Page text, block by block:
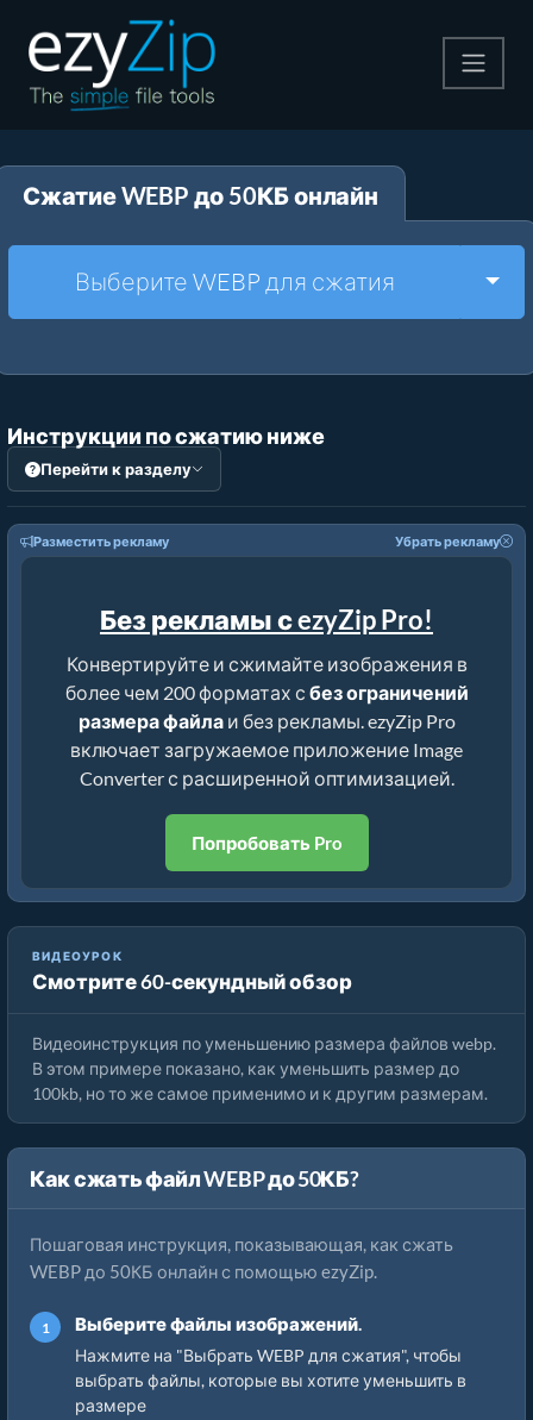
Pаспаковывайте
Другие инструменты
Сжатие WEBP до 50КБ онлайн
Выберите WEBP для сжатия
Инструкции по сжатию ниже
Перейти к разделу
Разместить рекламу Убрать рекламу
Без рекламы с ezyZip Pro!
Конвертируйте и сжимайте изображения в
более чем 200 форматах с без ограничений
размера файлаи без рекламы. ezyZip Pro
включает загружаемое приложение Image
Converter с расширенной оптимизацией.
Попробовать Pro
ВИДЕОУРОК
Смотрите 60-секундный обзор
Как Уменьшить Размер Изображений Онлайн
Видеоинструкция по уменьшению размера файлов webp.
В этом примере показано, как уменьшить размер до
100kb, но то же самое применимо и к другим размерам.
Как сжать файл WEBP до 50КБ?
Пошаговая инструкция, показывающая, как сжать
WEBP до 50КБ онлайн с помощью ezyZip.
Выберите файлы изображений.
Нажмите на "Выбрать WEBP для сжатия", чтобы
выбрать файлы, которые вы хотите уменьшить в
размере